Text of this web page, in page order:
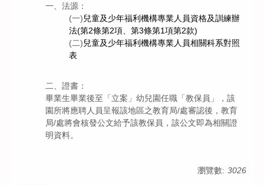
一、法源：
(一)兒童及少年福利機構專業人員資格及訓練辦
法(第2條第2項、第3條第1項第2款)
(二)兒童及少年福利機構專業人員相關科系對照
表
二、證書：
畢業生畢業後至「立案」幼兒園任職「教保員」，該
園所將應聘人員呈報該地區之教育局/處審認後，教育
局/處將會核發公文給予該教保員，該公文即為相關證
明資料。
瀏覽數: 3026